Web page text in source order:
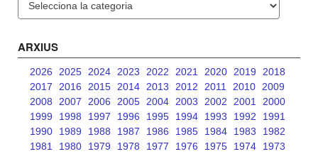
ARXIUS
2026 2025 2024 2023 2022 2021 2020 2019
2018
2017
2016 2015 2014 2013 2012 2011 2010 2009
2008
2007 2006 2005 2004 2003 2002 2001
2000
1999
1998 1997 1996 1995 1994 1993 1992
1991
1990
1989 1988 1987 1986 1985 1984 1983
1982
1981
1980 1979 1978 1977 1976 1975 1974
1973